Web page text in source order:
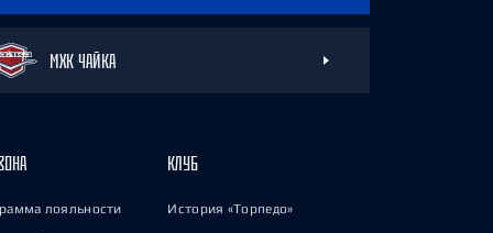
МХК ЧАЙКА
лояльности
КЛУБ
История «Торпедо»